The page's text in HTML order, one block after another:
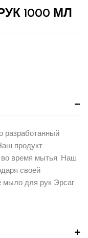
1000 МЛ
разработанный
продукт
во время мытья. Наш
своей
мыло для рук Эрсаг